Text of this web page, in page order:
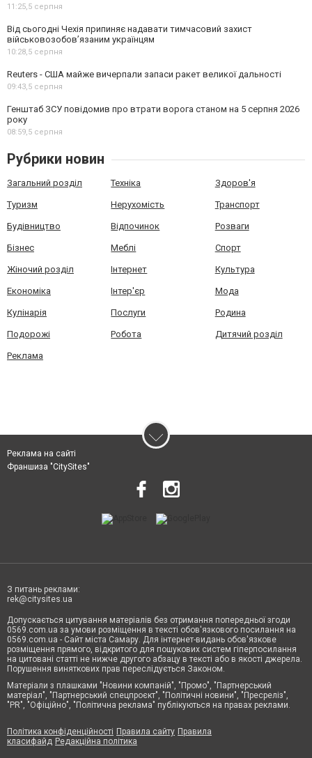
11:25,5 серпня
Від сьогодні Чехія припиняє надавати тимчасовий захист
військовозобов’язаним українцям
10:28,5 серпня
Reuters - США майже вичерпали запаси ракет великої дальності
09:43,5 серпня
Генштаб ЗСУ повідомив про втрати ворога станом на 5 серпня 2026
року
08:59,5 серпня
Рубрики новин
Загальний розділ Техніка Здоров'я
Туризм Нерухомість Транспорт
Будівництво Відпочинок Розваги
Бізнес Меблі Спорт
Жіночий розділ Інтернет Культура
Економіка Інтер'єр Мода
Кулінарія Послуги Родина
Подорожі Робота Дитячий розділ
Реклама
Реклама на сайті
Франшиза "CitySites"
З питань реклами:
rek@citysites.ua
Допускається цитування матеріалів без отримання попередньої згоди
0569.com.ua за умови розміщення в тексті обов'язкового посилання на
0569.com.ua - Сайт міста Самару. Для інтернет-видань обов'язкове
розміщення прямого, відкритого для пошукових систем гіперпосилання
на цитовані статті не нижче другого абзацу в тексті або в якості джерела.
Порушення виняткових прав переслідується Законом.
Матеріали з плашками "Новини компаній", "Промо", "Партнерський
матеріал", "Партнерський спецпроєкт", "Політичні новини", "Пресреліз",
"PR", "Офіційно", "Політична реклама" публікуються на правах реклами.
Політика конфіденційності Правила сайту Правила
класифайд Редакційна політика